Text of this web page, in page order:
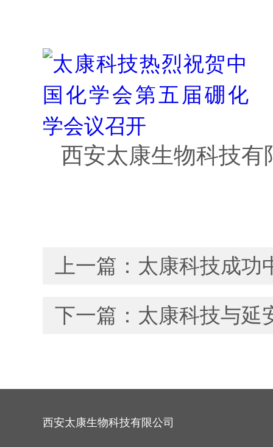
西安太康生物科技有
上一篇： 太康科技成功
下一篇： 太康科技与延
西安太康生物科技有限公司